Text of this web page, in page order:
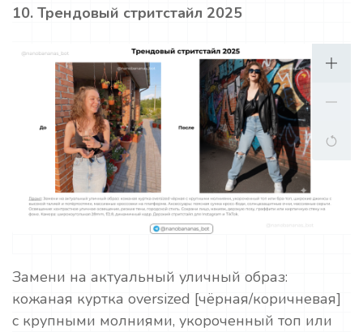
10. Трендовый стритстайл 2025
Замени на актуальный уличный образ:
кожаная куртка oversized [чёрная/коричневая]
с крупными молниями, укороченный топ или